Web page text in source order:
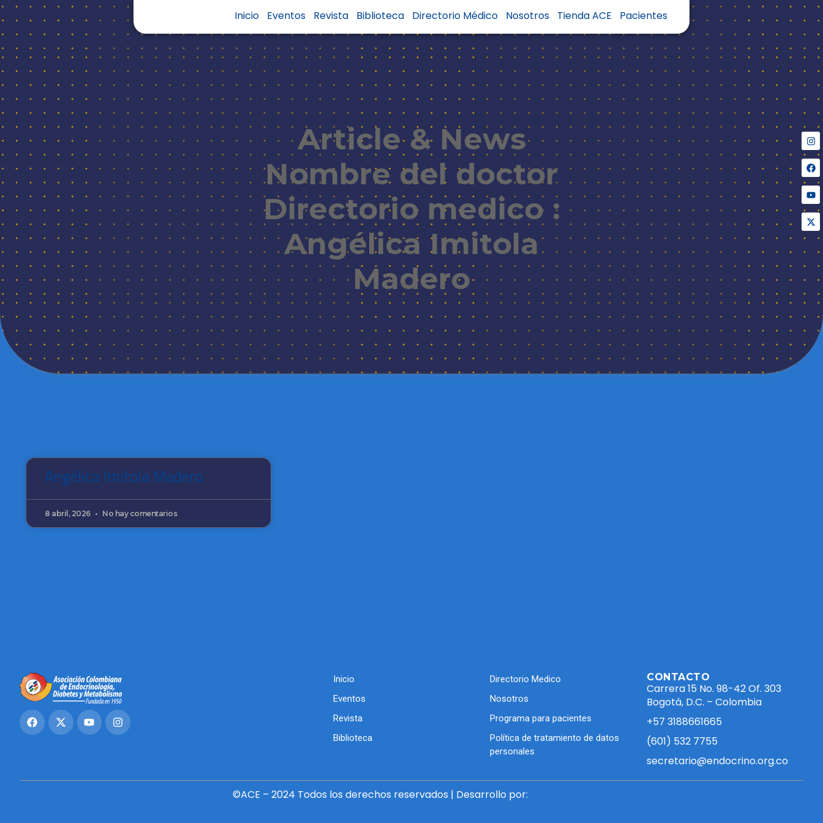
Inicio Eventos Revista Biblioteca Directorio Médico Nosotros Tienda ACE Pacientes
Article & News
Nombre del doctor
Directorio medico :
Angélica Imitola
Madero
Angélica Imitola Madero
8 abril, 2026 No hay comentarios
Inicio
Eventos
Revista
Biblioteca
Directorio Medico
Nosotros
Programa para pacientes
Política de tratamiento de datos
personales
CONTACTO
Carrera 15 No. 98-42 Of. 303
Bogotá, D.C. – Colombia
+57 3188661665
(601) 532 7755
secretario@endocrino.org.co
©ACE – 2024 Todos los derechos reservados | Desarrollo por: